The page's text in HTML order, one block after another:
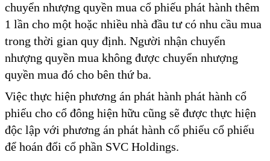
chuyển nhượng quyền mua cổ phiếu phát hành thêm
1 lần cho một hoặc nhiều nhà đầu tư có nhu cầu mua
trong thời gian quy định. Người nhận chuyển
nhượng quyền mua không được chuyển nhượng
quyền mua đó cho bên thứ ba.
Việc thực hiện phương án phát hành phát hành cổ
phiếu cho cổ đông hiện hữu cũng sẽ được thực hiện
độc lập với phương án phát hành cổ phiếu cổ phiếu
để hoán đổi cổ phần SVC Holdings.